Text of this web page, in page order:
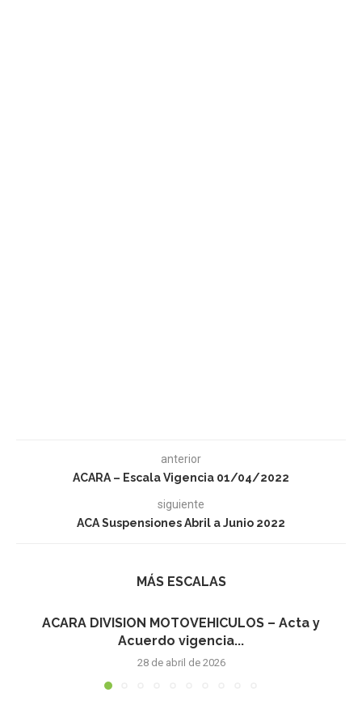
anterior
ACARA – Escala Vigencia 01/04/2022
siguiente
ACA Suspensiones Abril a Junio 2022
MÁS ESCALAS
ACARA DIVISION MOTOVEHICULOS – Acta y
Acuerdo vigencia...
28 de abril de 2026